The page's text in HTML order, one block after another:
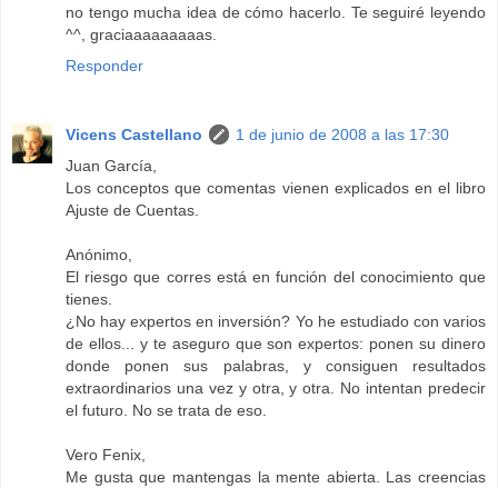
no tengo mucha idea de cómo hacerlo. Te seguiré leyendo
^^, graciaaaaaaaaas.
Responder
Vicens Castellano
1 de junio de 2008 a las 17:30
Juan García,
Los conceptos que comentas vienen explicados en el libro
Ajuste de Cuentas.
Anónimo,
El riesgo que corres está en función del conocimiento que
tienes.
¿No hay expertos en inversión? Yo he estudiado con varios
de ellos... y te aseguro que son expertos: ponen su dinero
donde ponen sus palabras, y consiguen resultados
extraordinarios una vez y otra, y otra. No intentan predecir
el futuro. No se trata de eso.
Vero Fenix,
Me gusta que mantengas la mente abierta. Las creencias